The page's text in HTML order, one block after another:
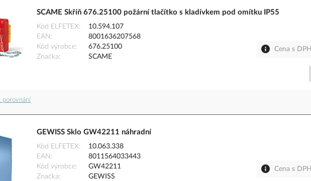
SCAME Skříň 676.25100 požární tlačítko s kladívkem pod omítku IP55
Kód ELFETEX
10.594.107
EAN
8001636207568
Kód výrobce
676.25100
Značka
SCAME
Cena s DPH
porovnání
GEWISS Sklo GW42211 náhradní
Kód ELFETEX
10.063.338
EAN
8011564033443
Kód výrobce
GW42211
Značka
GEWISS
Cena s DPH